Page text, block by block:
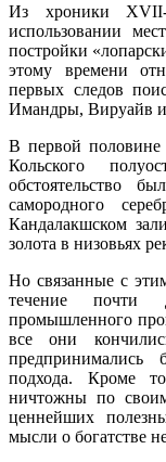
Из хроники
использовании
постройки
этому времени
первых следов
Имандры, Вируайв
В первой
Кольского
обстоятельство
самородного
Кандалакшском
золота в низовьях
Но связанные с
течение почти
промышленного
все они
предпринимались
подхода. Кроме
ничтожны по
ценнейших
мысли о богатстве